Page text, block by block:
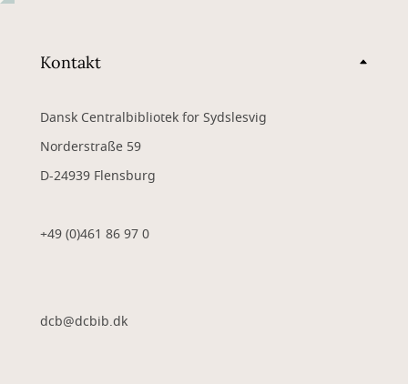
Kontakt
Dansk Centralbibliotek for Sydslesvig
Norderstraße 59
D-24939 Flensburg
+49 (0)461 86 97 0
dcb@dcbib.dk